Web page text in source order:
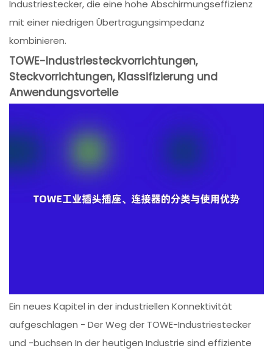
Industriestecker, die eine hohe Abschirmungseffizienz
mit einer niedrigen Übertragungsimpedanz
kombinieren.
TOWE-Industriesteckvorrichtungen,
Steckvorrichtungen, Klassifizierung und
Anwendungsvorteile
Ein neues Kapitel in der industriellen Konnektivität
aufgeschlagen - Der Weg der TOWE-Industriestecker
und -buchsen In der heutigen Industrie sind effiziente